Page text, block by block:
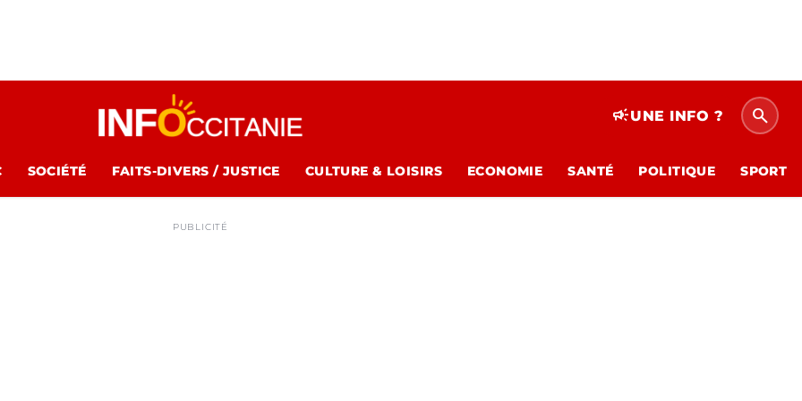
campaignUNE INFO ? search
SOCIÉTÉ FAITS-DIVERS / JUSTICE CULTURE & LOISIRS ECONOMIE SANTÉ POLITIQUE SPORT
PUBLICITÉ